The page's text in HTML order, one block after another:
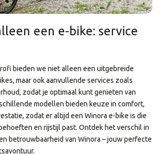
een e-bike: service
bieden we niet alleen een uitgebreide
maar ook aanvullende services zoals
zodat je optimaal kunt genieten van
modellen bieden keuze in comfort,
zodat er altijd een Winora e-bike is die
en rijstijl past. Ontdek het verschil in
betrouwbaarheid van Winora – jouw perfecte